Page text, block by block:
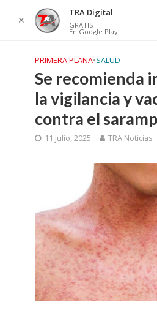
PRIMERA PLANA•SALUD
Se recomienda
la vigilancia y
contra el
11 julio, 2025 TRA Noticias
✕
TRA Digital
GRATIS
En Google Play